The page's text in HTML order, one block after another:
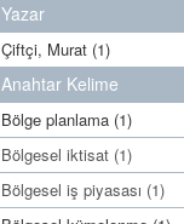
Yazar
Çiftçi, Murat (1)
Anahtar Kelime
Bölge planlama (1)
Bölgesel iktisat (1)
Bölgesel iş piyasası (1)